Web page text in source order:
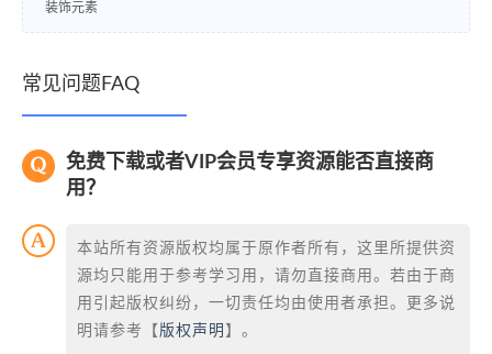
装饰元素
常见问题FAQ
免费下载或者VIP会员专享资源能否直接商
用？
本站所有资源版权均属于原作者所有，这里所提供资
源均只能用于参考学习用，请勿直接商用。若由于商
用引起版权纠纷，一切责任均由使用者承担。更多说
明请参考【 版权声明 】。